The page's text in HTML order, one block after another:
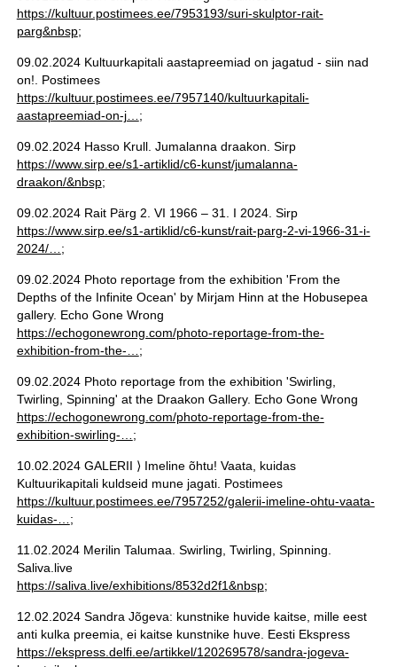
https://kultuur.postimees.ee/7953193/suri-skulptor-rait-
parg&nbsp;
09.02.2024 Kultuurkapitali aastapreemiad on jagatud - siin nad
on!. Postimees
https://kultuur.postimees.ee/7957140/kultuurkapitali-
aastapreemiad-on-j… ;
09.02.2024 Hasso Krull. Jumalanna draakon. Sirp
https://www.sirp.ee/s1-artiklid/c6-kunst/jumalanna-
draakon/&nbsp;
09.02.2024 Rait Pärg 2. VI 1966 – 31. I 2024. Sirp
https://www.sirp.ee/s1-artiklid/c6-kunst/rait-parg-2-vi-1966-31-i-
2024/… ;
09.02.2024 Photo reportage from the exhibition 'From the
Depths of the Infinite Ocean' by Mirjam Hinn at the Hobusepea
gallery. Echo Gone Wrong
https://echogonewrong.com/photo-reportage-from-the-
exhibition-from-the-… ;
09.02.2024 Photo reportage from the exhibition 'Swirling,
Twirling, Spinning' at the Draakon Gallery. Echo Gone Wrong
https://echogonewrong.com/photo-reportage-from-the-
exhibition-swirling-… ;
10.02.2024 GALERII ⟩ Imeline õhtu! Vaata, kuidas
Kultuurikapitali kuldseid mune jagati. Postimees
https://kultuur.postimees.ee/7957252/galerii-imeline-ohtu-vaata-
kuidas-… ;
11.02.2024 Merilin Talumaa. Swirling, Twirling, Spinning.
Saliva.live
https://saliva.live/exhibitions/8532d2f1&nbsp;
12.02.2024 Sandra Jõgeva: kunstnike huvide kaitse, mille eest
anti kulka preemia, ei kaitse kunstnike huve. Eesti Ekspress
https://ekspress.delfi.ee/artikkel/120269578/sandra-jogeva-